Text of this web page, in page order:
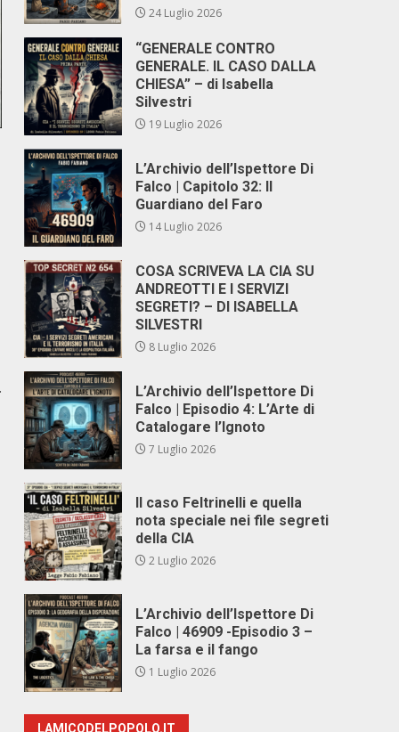
24 Luglio 2026
“GENERALE CONTRO
GENERALE. IL CASO DALLA
CHIESA” – di Isabella
Silvestri
19 Luglio 2026
L’Archivio dell’Ispettore Di
Falco | Capitolo 32: Il
Guardiano del Faro
14 Luglio 2026
COSA SCRIVEVA LA CIA SU
ANDREOTTI E I SERVIZI
SEGRETI? – DI ISABELLA
SILVESTRI
8 Luglio 2026
L’Archivio dell’Ispettore Di
Falco | Episodio 4: L’Arte di
Catalogare l’Ignoto
7 Luglio 2026
Il caso Feltrinelli e quella
nota speciale nei file segreti
della CIA
2 Luglio 2026
L’Archivio dell’Ispettore Di
Falco | 46909 -Episodio 3 –
La farsa e il fango
1 Luglio 2026
LAMICODELPOPOLO.IT